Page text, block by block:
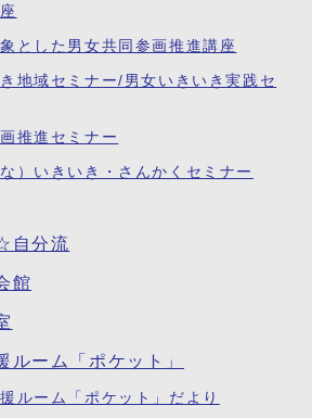
とした男女共同参画推進講座
地域セミナー/男女いきいき実践セ
推進セミナー
）いきいき・さんかくセミナー
自分流
館
ルーム「ポケット」
ルーム「ポケット」だより